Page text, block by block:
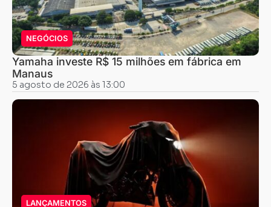
NEGÓCIOS
Yamaha investe R$ 15 milhões em fábrica em
Manaus
5 agosto de 2026 às 13:00
LANÇAMENTOS